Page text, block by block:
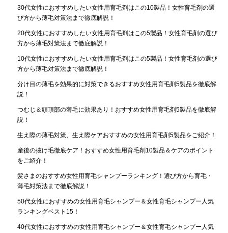
30代女性におすすめしたい女性用育毛剤はこの10製品！女性育毛剤の選
び方から薄毛対策法まで徹底解説！
20代女性におすすめしたい女性用育毛剤はこの5製品！女性育毛剤の選び
方から薄毛対策法まで徹底解説！
10代女性におすすめしたい女性用育毛剤はこの5製品！女性育毛剤の選び
方から薄毛対策法まで徹底解説！
分け目の薄毛を効果的に対策できるおすすめ女性用育毛剤5製品を徹底解
説！
つむじ＆頭頂部の薄毛に効果あり！おすすめ女性用育毛剤5製品を徹底解
説！
生え際の薄毛対策、生え際ケアおすすめの女性用育毛剤5製品をご紹介！
産後の抜け毛徹底ケア！おすすめ女性用育毛剤10製品＆ケアのポイント
をご紹介！
髪さまのおすすめ女性用育毛シャンプーランキング！選び方から育毛・
薄毛対策法まで徹底解説！
50代女性におすすめの女性用育毛シャンプー＆女性育毛シャンプー人気
ランキングベスト15！
40代女性におすすめの女性用育毛シャンプー＆女性育毛シャンプー人気